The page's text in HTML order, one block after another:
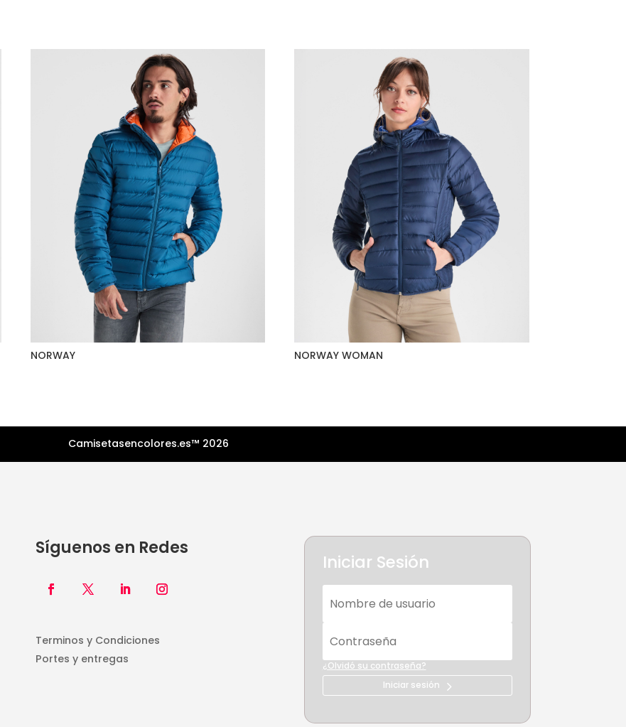
NORWAY NORWAY WOMAN
Camisetasencolores.es™ 2026
Síguenos en Redes
Terminos y Condiciones
Portes y entregas
Iniciar Sesión
¿Olvidó su contraseña?
Iniciar sesión